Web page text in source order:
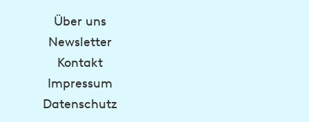
Über uns
Newsletter
Kontakt
Impressum
Datenschutz